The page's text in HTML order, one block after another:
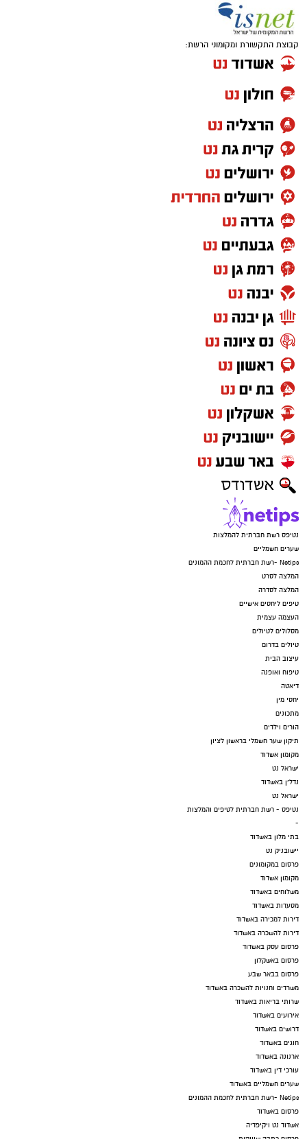
קבוצת התקשורת ומקומוני הרשת:
נטיפס רשת חברתית להמלצות
שערים חשמליים
Netips -רשת חברתית לחכמת ההמונים
המלצה לסרט
המלצה לסדרה
טיפים ליחסים אישיים
העצמה עצמית
מסלולים לטיולים
טיולים בדרום
עיצוב הבית
טיפוח ואופנה
דיאטה
יחסי מין
מתכונים
הורים וילדים
תיקון שער חשמלי בראשון לציון
מקומון אשדוד
ישראל נט
נדל"ן באשדוד
ישראל נט
נטיפס - רשת חברתית לטיפים והמלצות
-
בתי מלון באשדוד
יישובניק נט
פרסום במקומונים
מקומון אשדוד
משלוחים באשדוד
מסעדות באשדוד
דירות למכירה באשדוד
דירות להשכרה באשדוד
פרסום עסק באשדוד
פרסום באשקלון
פרסום בבאר שבע
משרדים וחנויות להשכרה באשדוד
שרותי בריאות באשדוד
אירועים באשדוד
דרושים באשדוד
חוגים באשדוד
ארנונה באשדוד
עורכי דין באשדוד
שערים חשמליים באשדוד
Netips -רשת חברתית לחכמת ההמונים
פרסום באשדוד
אשדוד נט ויקיפדיה